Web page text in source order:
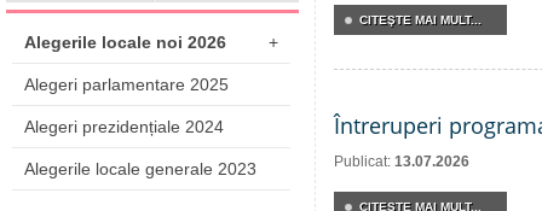
Alegerile locale noi 2026 +
Alegeri parlamentare 2025
Alegeri prezidențiale 2024
Alegerile locale generale 2023
CITEŞTE MAI MULT...
Întreruperi
Publicat: 13.07.2026
CITEŞTE MAI MULT...